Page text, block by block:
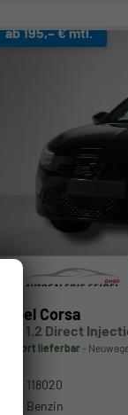
ab 195,– € mtl.
Opel Corsa
GS 1.2 Direct
sofort lieferbar
118020
Benzin